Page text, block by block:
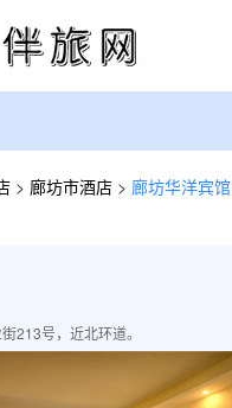
> 廊坊市酒店 > 廊坊华洋宾馆
213号，近北环道。